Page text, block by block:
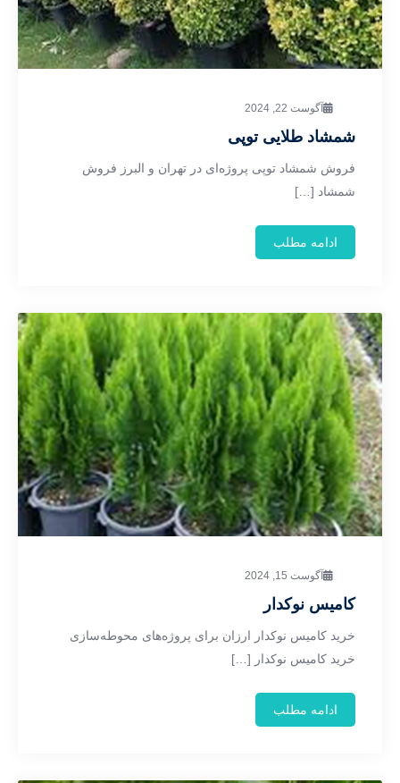
آگوست 22, 2024
شمشاد طلایی توپی
فروش شمشاد توپی پروژه‌ای در تهران و البرز فروش
شمشاد […]
ادامه مطلب
آگوست 15, 2024
کامیس نوکدار
خرید کامیس نوکدار ارزان برای پروژه‌های محوطه‌سازی
خرید کامیس نوکدار […]
ادامه مطلب